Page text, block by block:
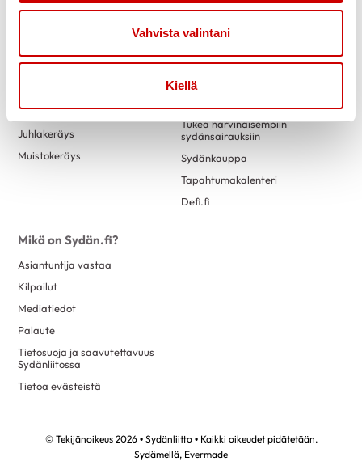
Vahvista valintani
Kiellä
Kuukausilahjoitus
Testamenttilahjoitus
Juhlakeräys
Muistokeräys
Liity jäseneksi
Alueellinen ja paikallinen
Tukea harvinaisempiin
sydänsairauksiin
Sydänkauppa
Tapahtumakalenteri
Defi.fi
Mikä on Sydän.fi?
Asiantuntija vastaa
Kilpailut
Mediatiedot
Palaute
Tietosuoja ja saavutettavuus
Sydänliitossa
Tietoa evästeistä
© Tekijänoikeus 2026 • Sydänliitto • Kaikki oikeudet pidätetään.
Sydämellä, Evermade